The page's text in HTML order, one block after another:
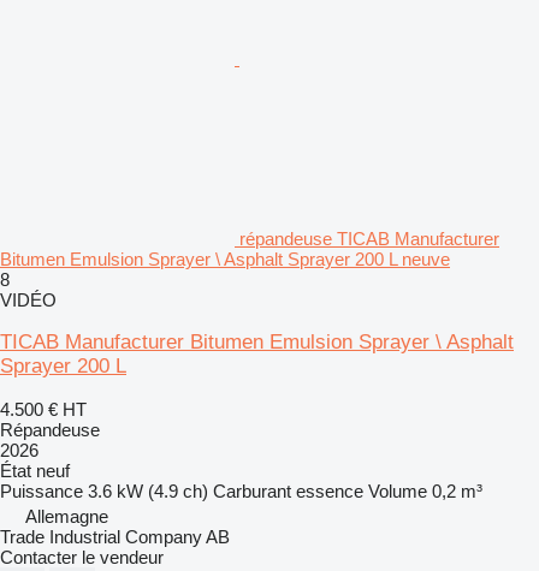
répandeuse TICAB Manufacturer
Bitumen Emulsion Sprayer \ Asphalt Sprayer 200 L neuve
8
VIDÉO
TICAB Manufacturer Bitumen Emulsion Sprayer \ Asphalt
Sprayer 200 L
4.500 € HT
Répandeuse
2026
État neuf
Puissance 3.6 kW (4.9 ch) Carburant essence Volume 0,2 m³
Allemagne
Trade Industrial Company AB
Contacter le vendeur